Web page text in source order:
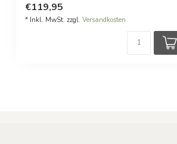
€119,95
* Inkl. MwSt. zzgl. Versandkosten